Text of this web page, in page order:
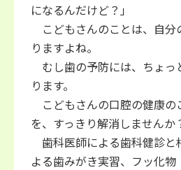
になるんだけど？」
こどもさんのことは、自分
りますよね。
むし歯の予防には、ちょっ
ります。
こどもさんの口腔の健康の
を、すっきり解消しませんか
歯科医師による歯科健診と
よる歯みがき実習、フッ化